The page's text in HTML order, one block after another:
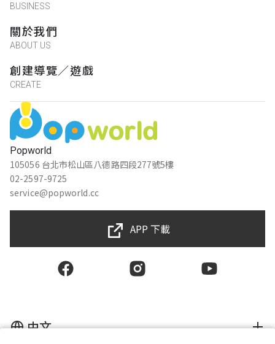
Popworld
105056 台北市松山區八德路四段277號5樓
02-2597-9725
service@popworld.cc
BUSINESS
關於我們
ABOUT US
創建導覽／遊戲
CREATE
APP 下載
中文